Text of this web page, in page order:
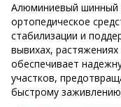
Алюминиевый шинный
ортопедическое
стабилизации и
вывихах,
обеспечивает
участков,
быстрому